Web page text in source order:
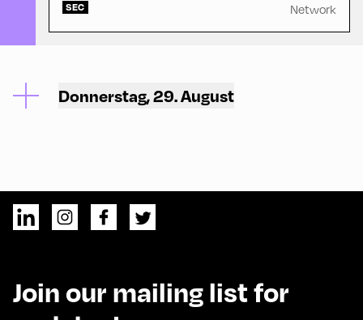
SEC Network
Donnerstag, 29. August
Join our mailing list for